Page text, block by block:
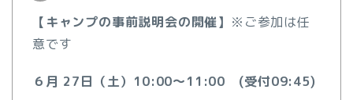
【キャンプの事前説明会の開催】 ※ご参加は任
意です
６月 27日（土） 10:00～11:00 (受付09:45)